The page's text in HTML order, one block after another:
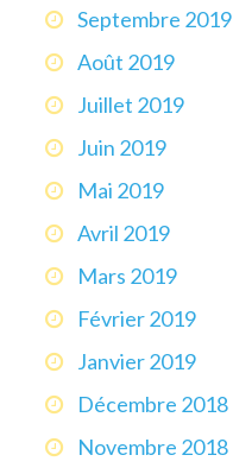
Septembre 2019
Août 2019
Juillet 2019
Juin 2019
Mai 2019
Avril 2019
Mars 2019
Février 2019
Janvier 2019
Décembre 2018
Novembre 2018